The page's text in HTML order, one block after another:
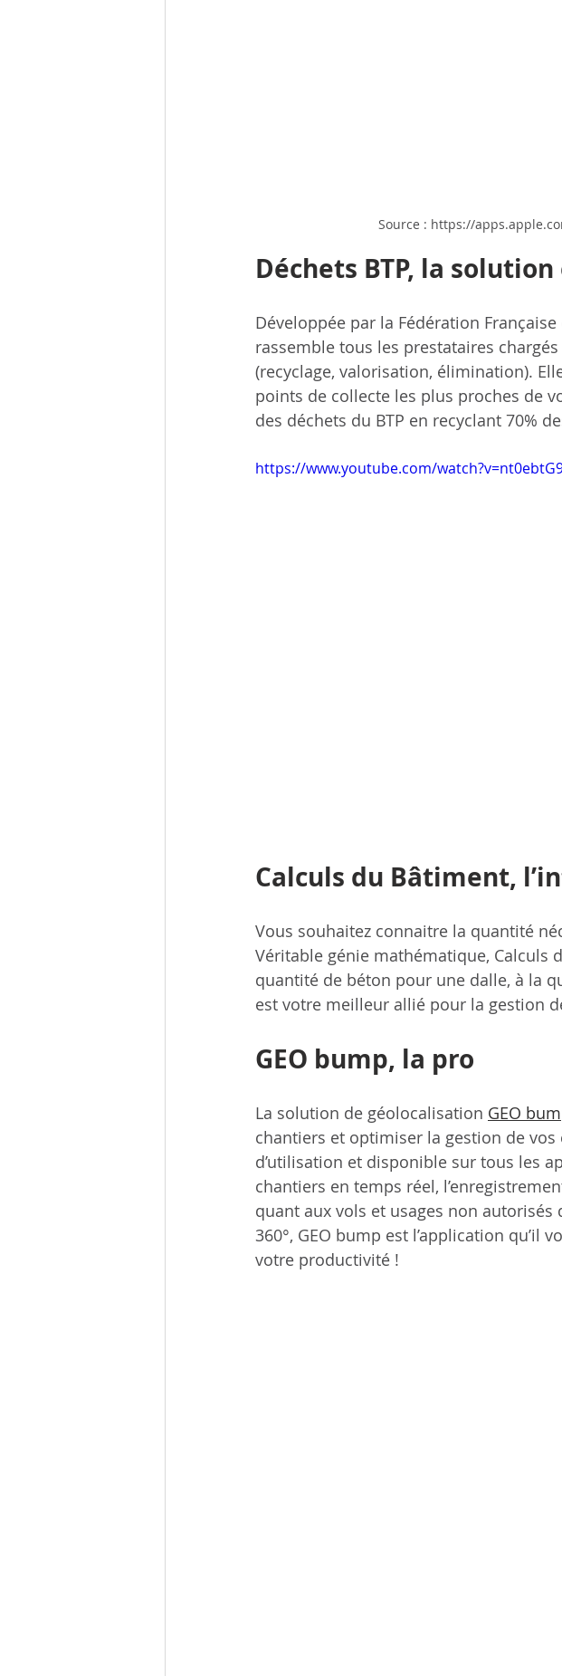
Source : https://
Déchets BTP, la
Développée par la Fédération
rassemble tous les prestataires
(recyclage, valorisation, élimination).
points de collecte les plus proches de
des déchets du BTP en recyclant 70%
https://www.youtube.com/
Calculs du Bâtiment,
Vous souhaitez connaitre la quantité
Véritable génie mathématique, Calculs
quantité de béton pour une dalle, à la
est votre meilleur allié pour la gestion
GEO bump, la pro
La solution de géolocalisation GEO
chantiers et optimiser la gestion de
d’utilisation et disponible sur tous les
chantiers en temps réel,
quant aux vols et usages non
360°, GEO bump est l’application
votre productivité !